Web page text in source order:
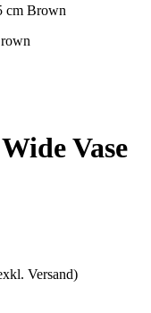
cm Brown
Vase
Versand)